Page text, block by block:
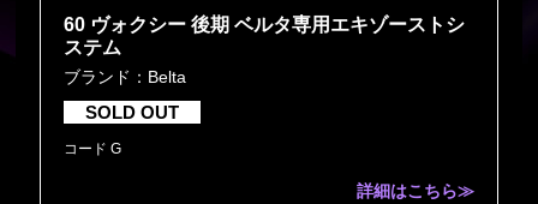
60 ヴォクシー 後期 ベルタ専用エキゾーストシ
ステム
ブランド：Belta
SOLD OUT
コード G
詳細はこちら≫